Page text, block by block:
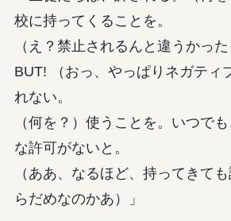
校に持ってくることを。
（え？禁止されるんと違うかった
BUT! （おっ、やっぱりネガティ
れない。
（何を？）使うことを。いつで
な許可がないと。
（ああ、なるほど、持ってきて
らだめなのかあ）」